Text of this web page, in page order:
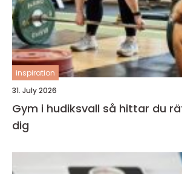
inspiration
31. July 2026
Gym i hudiksvall så hittar du rätt träning för
dig